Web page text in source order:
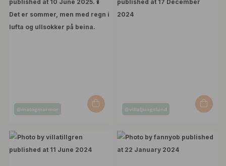
Post
by
@matogmarmor
Post
by
@villaljungslund